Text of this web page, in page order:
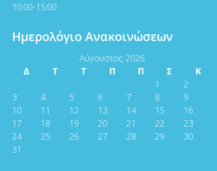
10:00-15:00
Ημερολόγιο Ανακοινώσεων
Αύγουστος 2026
Δ
Τ Τ Π Π Σ
Κ
1
2
3
4 5 6 7 8
9
10
11 12 13 14 15
16
17
18 19 20 21 22
23
24
25 26 27 28 29
30
31